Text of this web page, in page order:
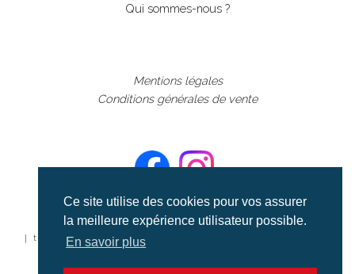
Ce site utilise des cookies pour vos assurer
la meilleure expérience utilisateur possible.
En savoir plus
Qui sommes-nous ?
Mentions légales
Conditions générales de vente
©aerialcollection marque déposée 2024
| tous droits réservés | aerialcollection.fr banque d'images
aériennes et documentaires video et cinéma |